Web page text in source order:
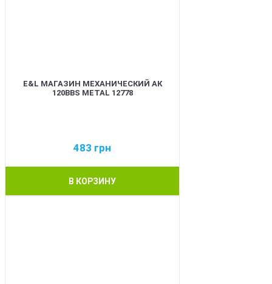
E&L МАГАЗИН МЕХАНИЧЕСКИЙ АК
120BBS METAL 12778
483 грн
В КОРЗИНУ